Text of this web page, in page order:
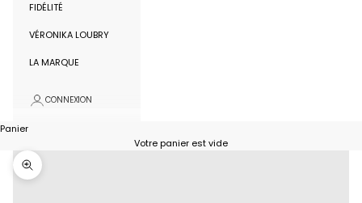
FIDÉLITÉ
VÉRONIKA LOUBRY
LA MARQUE
CONNEXION
Panier
Votre panier est vide
Zoomer sur l'image